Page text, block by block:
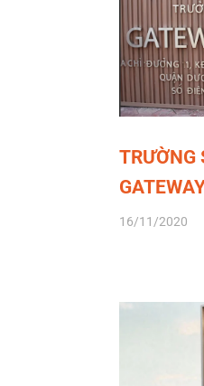
TRƯỜNG
16/11/2020